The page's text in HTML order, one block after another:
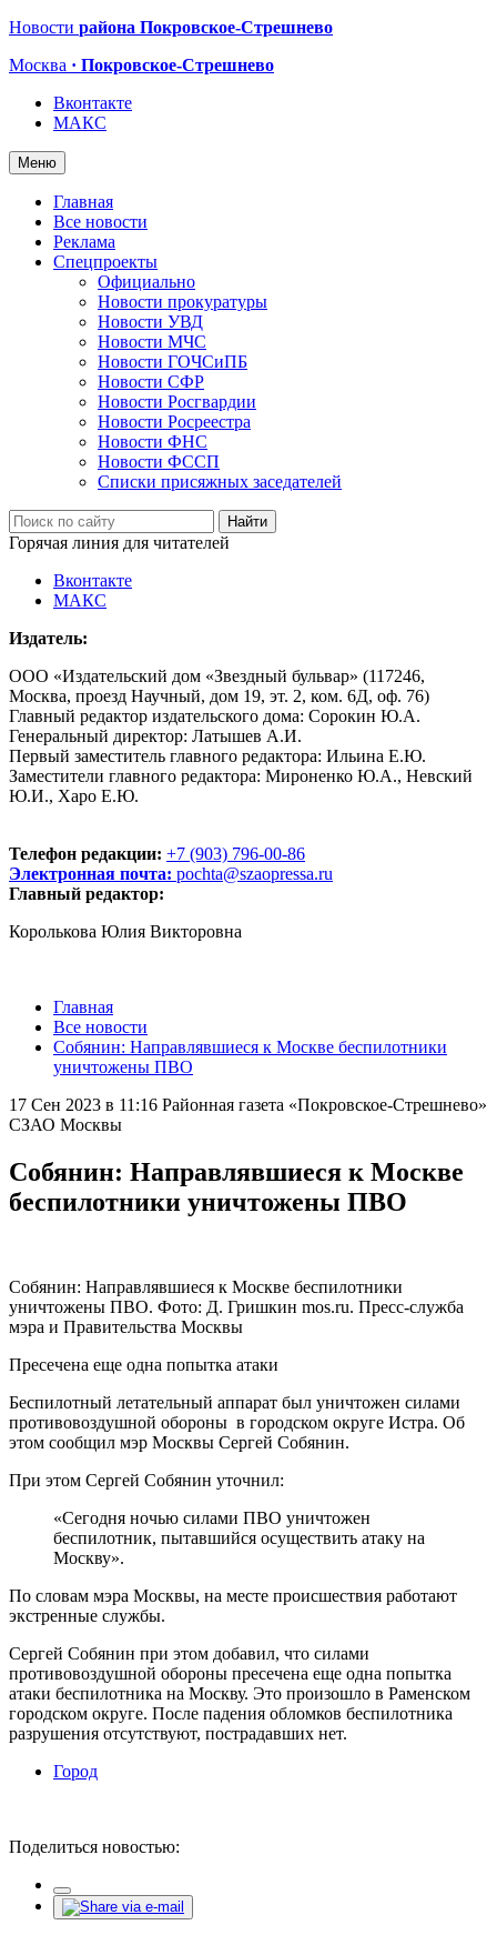
Новости района Покровское-Стрешнево
Москва · Покровское-Стрешнево
Вконтакте
МАКС
Меню
Главная
Все новости
Реклама
Спецпроекты
Официально
Новости прокуратуры
Новости УВД
Новости МЧС
Новости ГОЧСиПБ
Новости СФР
Новости Росгвардии
Новости Росреестра
Новости ФНС
Новости ФССП
Списки присяжных заседателей
Горячая линия для читателей
Вконтакте
МАКС
Издатель:
ООО «Издательский дом «Звездный бульвар» (117246,
Москва, проезд Научный, дом 19, эт. 2, ком. 6Д, оф. 76)
Главный редактор издательского дома: Сорокин Ю.А.
Генеральный директор: Латышев А.И.
Первый заместитель главного редактора: Ильина Е.Ю.
Заместители главного редактора: Мироненко Ю.А., Невский
Ю.И., Харо Е.Ю.
Телефон редакции: +7 (903) 796-00-86
Электронная почта: pochta@szaopressa.ru
Главный редактор:
Королькова Юлия Викторовна
Главная
Все новости
Собянин: Направлявшиеся к Москве беспилотники
уничтожены ПВО
17 Сен 2023 в 11:16 Районная газета «Покровское-Стрешнево»
СЗАО Москвы
Собянин: Направлявшиеся к Москве
беспилотники уничтожены ПВО
Собянин: Направлявшиеся к Москве беспилотники
уничтожены ПВО. Фото: Д. Гришкин mos.ru. Пресс-служба
мэра и Правительства Москвы
Пресечена еще одна попытка атаки
Беспилотный летательный аппарат был уничтожен силами
противовоздушной обороны в городском округе Истра. Об
этом сообщил мэр Москвы Сергей Собянин.
При этом Сергей Собянин уточнил:
«Сегодня ночью силами ПВО уничтожен
беспилотник, пытавшийся осуществить атаку на
Москву».
По словам мэра Москвы, на месте происшествия работают
экстренные службы.
Сергей Собянин при этом добавил, что силами
противовоздушной обороны пресечена еще одна попытка
атаки беспилотника на Москву. Это произошло в Раменском
городском округе. После падения обломков беспилотника
разрушения отсутствуют, пострадавших нет.
Город
Поделиться новостью: